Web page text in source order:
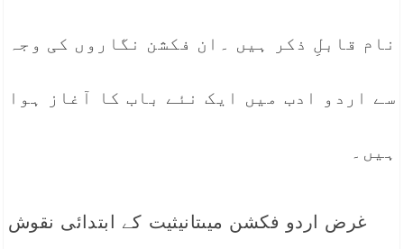
نام قابلِ ذکر ہیں ۔ان فکشن نگاروں کی وجہ
سے اردو ادب میں ایک نئے باب کا آغاز ہوا
ہیں۔
غرض اردو فکشن میںتانیثیت کے ابتدائی نقوش